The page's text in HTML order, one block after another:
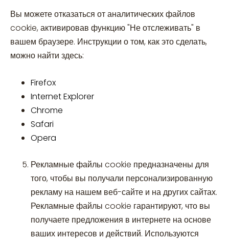
Вы можете отказаться от аналитических файлов
cookie, активировав функцию "Не отслеживать" в
вашем браузере. Инструкции о том, как это сделать,
можно найти здесь:
Firefox
Internet Explorer
Chrome
Safari
Opera
Рекламные файлы cookie предназначены для
того, чтобы вы получали персонализированную
рекламу на нашем веб-сайте и на других сайтах.
Рекламные файлы cookie гарантируют, что вы
получаете предложения в интернете на основе
ваших интересов и действий. Используются